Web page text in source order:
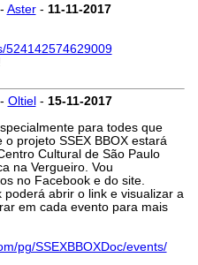
- Aster- 11-11-2017
524142574629009
- Oltiel - 15-11-2017
para todes que
projeto SSEX BBOX estará
Cultural de São Paulo
na Vergueiro. Vou
no Facebook e do site.
abrir o link e visualizar a
em cada evento para mais
pg/SSEXBBOXDoc/events/